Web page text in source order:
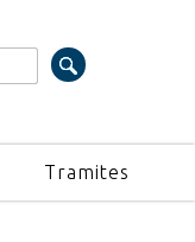
Tramites